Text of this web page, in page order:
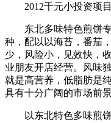
2012千元小投资项目
东北多味特色煎饼专
种，配以以海苔，番茄
少，风险小，见效快，
业朋友开店经营。风味
就是高营养，低脂肪是
具有十分广阔的市场前景
以东北特色多味煎饼